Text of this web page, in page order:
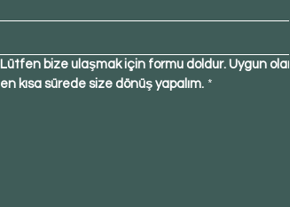
Lütfen bize ulaşmak için formu doldur. Uygun olan
en kısa sürede size dönüş yapalım. *